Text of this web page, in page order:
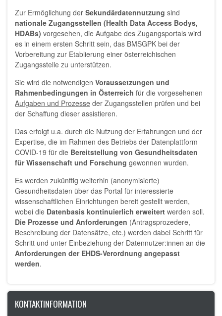
Zur Ermöglichung der Sekundärdatennutzung sind
nationale Zugangsstellen (Health Data Access Bodys,
HDABs) vorgesehen, die Aufgabe des Zugangsportals wird
es in einem ersten Schritt sein, das BMSGPK bei der
Vorbereitung zur Etablierung einer österreichischen
Zugangsstelle zu unterstützen.
Sie wird die notwendigen Voraussetzungen und
Rahmenbedingungen in Österreich für die vorgesehenen
Aufgaben und Prozesse der Zugangsstellen prüfen und bei
der Schaffung dieser assistieren.
Das erfolgt u.a. durch die Nutzung der Erfahrungen und der
Expertise, die im Rahmen des Betriebs der Datenplattform
COVID-19 für die Bereitstellung von Gesundheitsdaten
für Wissenschaft und Forschung gewonnen wurden.
Es werden zukünftig weiterhin (anonymisierte)
Gesundheitsdaten über das Portal für interessierte
wissenschaftlichen Einrichtungen bereit gestellt werden,
wobei die Datenbasis kontinuierlich erweitert werden soll.
Die Prozesse und Anforderungen (Antragsprozedere,
Beschreibung der Datensätze, etc.) werden dabei Schritt für
Schritt und unter Einbeziehung der Datennutzer:innen an die
Anforderungen der EHDS-Verordnung angepasst
werden.
KONTAKTINFORMATION